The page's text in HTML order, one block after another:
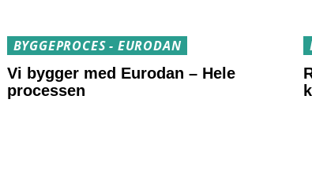
BYGGEPROCES - EURODAN
Vi bygger med Eurodan – Hele
processen